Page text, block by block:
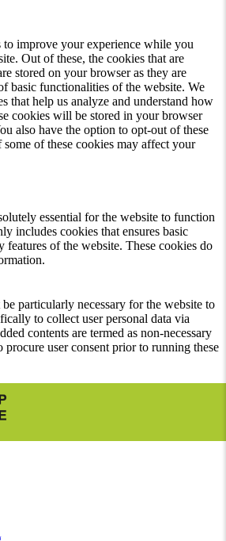
to improve your experience while you
Out of these, the cookies that are
stored on your browser as they are
basic functionalities of the website. We
that help us analyze and understand how
cookies will be stored in your browser
also have the option to opt-out of these
of these cookies may affect your
essential for the website to function
includes cookies that ensures basic
features of the website. These cookies do
particularly necessary for the website to
to collect user personal data via
contents are termed as non-necessary
user consent prior to running these